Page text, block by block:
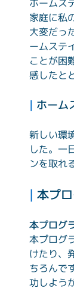
ホームス
家庭に私
大変だっ
ームステ
ことが困
感したと
| ホーム
新しい環
した。一
ンを取れ
| 本プ
本プログ
本プログ
けたり、
ちろんで
功しよう